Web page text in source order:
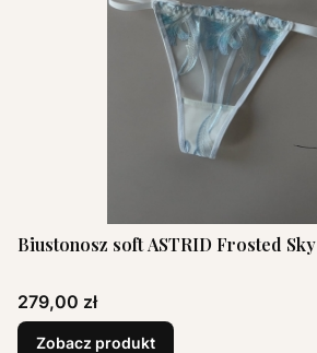
Biustonosz soft ASTRID Frosted Sky
Cena
279,00 zł
Zobacz produkt